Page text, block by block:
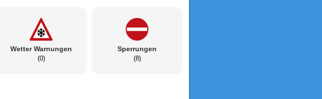
Wetter Warnungen
(0)
Sperrungen
(8)